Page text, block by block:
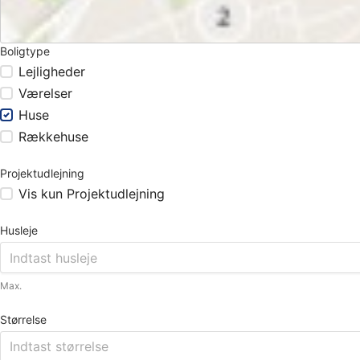
Boligtype
Lejligheder
Værelser
Huse
Rækkehuse
Projektudlejning
Vis kun Projektudlejning
Husleje
Max.
Størrelse